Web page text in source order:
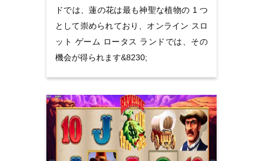
ドでは、蓮の花は最も神聖な植物の 1 つ
として崇められており、オンライン スロ
ット ゲーム ロータス ランドでは、その
機会が得られます&8230;